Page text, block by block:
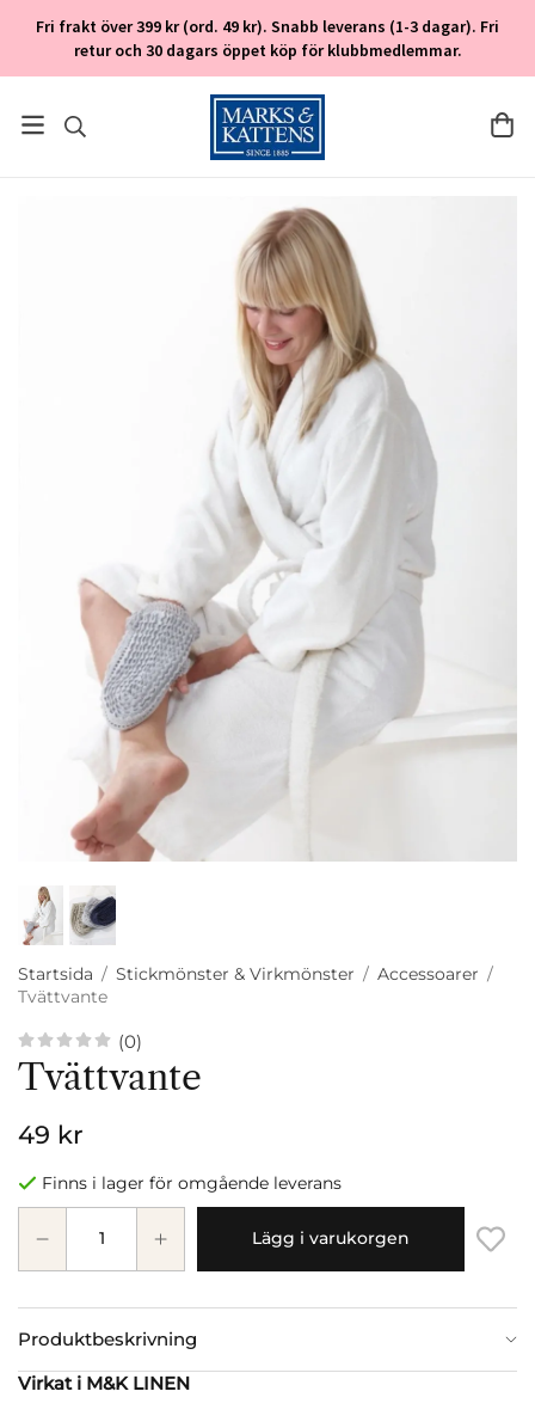
Fri frakt över 399 kr (ord. 49 kr). Snabb leverans (1-3 dagar). Fri
retur och 30 dagars öppet köp för klubbmedlemmar.
Startsida / Stickmönster & Virkmönster / Accessoarer /
Tvättvante
(0)
Tvättvante
49 kr
Finns i lager för omgående leverans
Lägg i varukorgen
Produktbeskrivning
Virkat i M&K LINEN